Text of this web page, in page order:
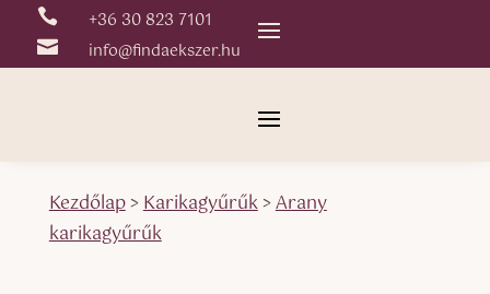
 +36 30 823 7101
 info@findaekszer.hu
Kezdőlap>Karikagyűrűk>Arany
karikagyűrűk